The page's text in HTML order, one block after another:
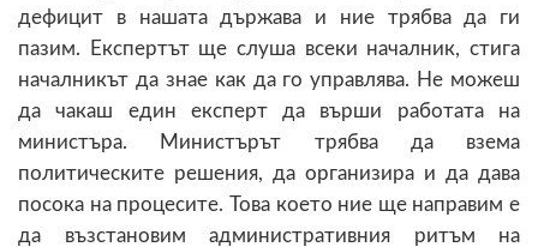
дефицит в нашата държава и ние трябва да ги
пазим. Експертът ще слуша всеки началник, стига
началникът да знае как да го управлява. Не можеш
да чакаш един експерт да върши работата на
министъра. Министърът трябва да взема
политическите решения, да организира и да дава
посока на процесите. Това което ние ще направим е
да възстановим административния ритъм на